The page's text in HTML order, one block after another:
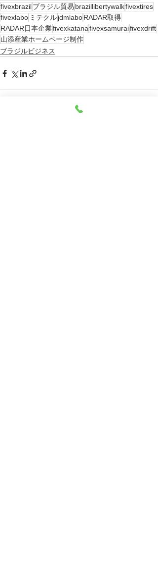
fivexbrazilブラジル貿易 brazillibertywalkfivextires
fivexlabo ミテクルjdmlaboRADAR取得
RADAR日本企業fivexkatanafivexsamuraifivexdrift
山添産業ホームページ制作
ブラジルビジネス